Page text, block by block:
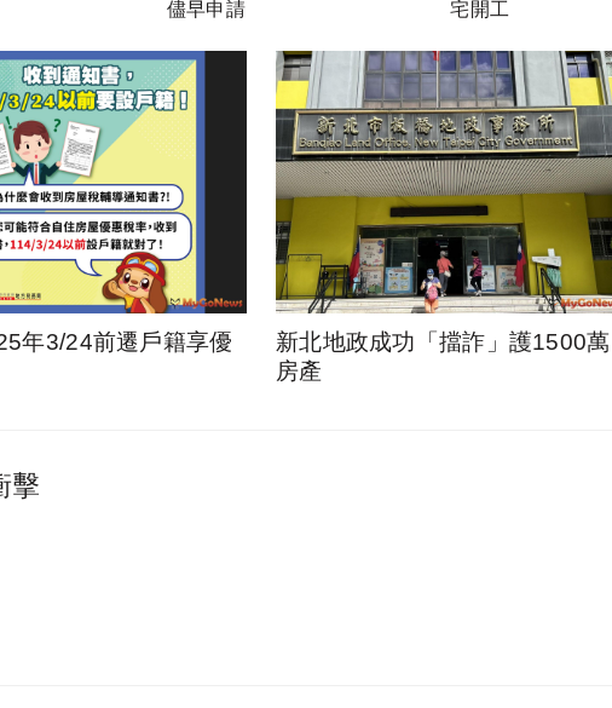
儘早申請
宅開工
年3/24前遷戶籍享優
新北地政成功「擋詐」護1500萬
房產
擊